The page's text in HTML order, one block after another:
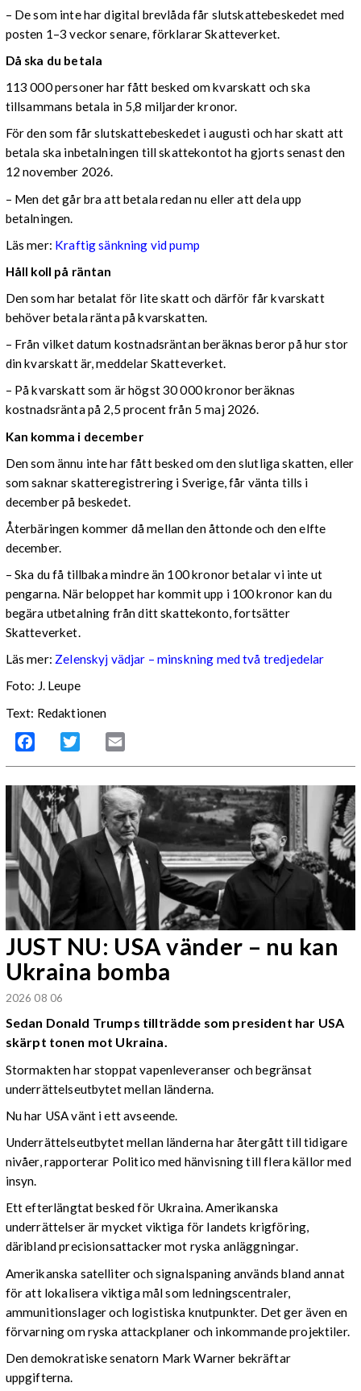
– De som inte har digital brevlåda får slutskattebeskedet med
posten 1–3 veckor senare, förklarar Skatteverket.
Då ska du betala
113 000 personer har fått besked om kvarskatt och ska
tillsammans betala in 5,8 miljarder kronor.
För den som får slutskattebeskedet i augusti och har skatt att
betala ska inbetalningen till skattekontot ha gjorts senast den
12 november 2026.
– Men det går bra att betala redan nu eller att dela upp
betalningen.
Läs mer: Kraftig sänkning vid pump
Håll koll på räntan
Den som har betalat för lite skatt och därför får kvarskatt
behöver betala ränta på kvarskatten.
– Från vilket datum kostnadsräntan beräknas beror på hur stor
din kvarskatt är, meddelar Skatteverket.
– På kvarskatt som är högst 30 000 kronor beräknas
kostnadsränta på 2,5 procent från 5 maj 2026.
Kan komma i december
Den som ännu inte har fått besked om den slutliga skatten, eller
som saknar skatteregistrering i Sverige, får vänta tills i
december på beskedet.
Återbäringen kommer då mellan den åttonde och den elfte
december.
– Ska du få tillbaka mindre än 100 kronor betalar vi inte ut
pengarna. När beloppet har kommit upp i 100 kronor kan du
begära utbetalning från ditt skattekonto, fortsätter
Skatteverket.
Läs mer: Zelenskyj vädjar – minskning med två tredjedelar
Foto: J. Leupe
Text: Redaktionen
Facebook Twitter
JUST NU: USA vänder – nu kan
Ukraina bomba
2026 08 06
Sedan Donald Trumps tillträdde som president har USA
skärpt tonen mot Ukraina.
Stormakten har stoppat vapenleveranser och begränsat
underrättelseutbytet mellan länderna.
Nu har USA vänt i ett avseende.
Underrättelseutbytet mellan länderna har återgått till tidigare
nivåer, rapporterar Politico med hänvisning till flera källor med
insyn.
Ett efterlängtat besked för Ukraina. Amerikanska
underrättelser är mycket viktiga för landets krigföring,
däribland precisionsattacker mot ryska anläggningar.
Amerikanska satelliter och signalspaning används bland annat
för att lokalisera viktiga mål som ledningscentraler,
ammunitionslager och logistiska knutpunkter. Det ger även en
förvarning om ryska attackplaner och inkommande projektiler.
Den demokratiske senatorn Mark Warner bekräftar
uppgifterna.